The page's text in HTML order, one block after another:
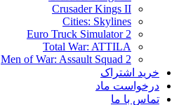
Crusader Kings II
Cities: Skylines
Euro Truck Simulator 2
Total War: ATTILA
Men of War: Assault Squad 2
خرید اشتراک
درخواست ماد
تماس با ما